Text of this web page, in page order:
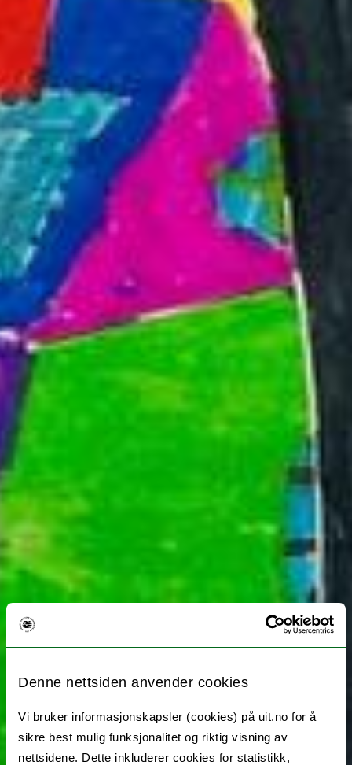
Denne nettsiden anvender cookies
Vi bruker informasjonskapsler (cookies) på uit.no for å
sikre best mulig funksjonalitet og riktig visning av
nettsidene. Dette inkluderer cookies for statistikk,